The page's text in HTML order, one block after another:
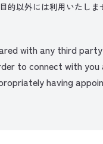
以外には利用いたし
with any third
to connect with
having